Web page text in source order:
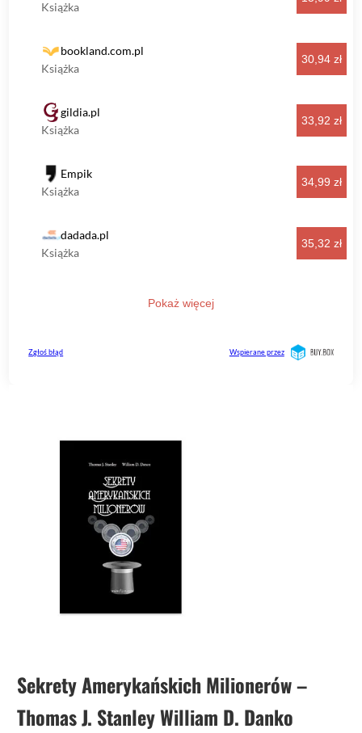
Sekrety Amerykańskich Milionerów–
Thomas J. Stanley William D. Danko